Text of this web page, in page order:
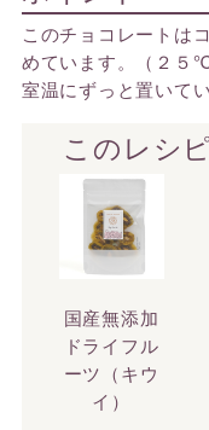
このチョコレートは
めています。（２５
室温にずっと置いて
このレシ
国産無添加
ドライフル
ーツ（キウ
イ）